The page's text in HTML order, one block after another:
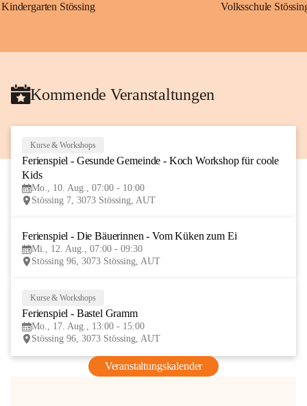
Kindergarten Stössing Volksschule
Kommende Veranstaltungen
AUG
Kurse & Workshops
Ferienspiel - Gesunde Gemeinde - Koch Workshop für coole
Kids
Mo., 10. Aug., 07:00 - 10:00
Stössing 7, 3073 Stössing, AUT
Ferienspiel - Die Bäuerinnen - Vom Küken zum Ei
Mi., 12. Aug., 07:00 - 09:30
Stössing 96, 3073 Stössing, AUT
Kurse & Workshops
Ferienspiel - Bastel Gramm
Mo., 17. Aug., 13:00 - 15:00
Stössing 96, 3073 Stössing, AUT
Veranstaltungskalender